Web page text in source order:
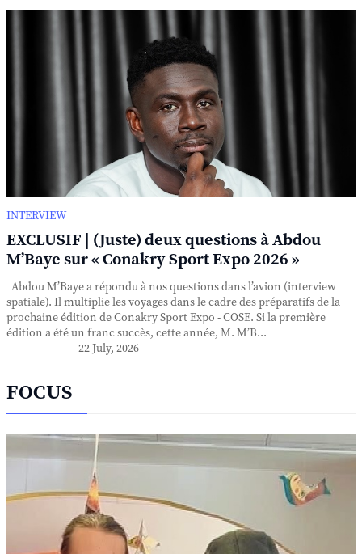
INTERVIEW
EXCLUSIF | (Juste) deux questions à Abdou
M’Baye sur « Conakry Sport Expo 2026 »
Abdou M’Baye a répondu à nos questions dans l’avion (interview
spatiale). Il multiplie les voyages dans le cadre des préparatifs de la
prochaine édition de Conakry Sport Expo - COSE. Si la première
édition a été un franc succès, cette année, M. M’B...
22 July, 2026
FOCUS